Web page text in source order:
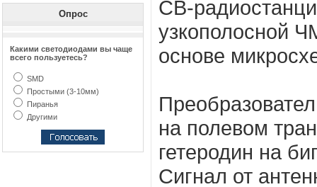
Опрос
Какими светодиодами вы чаще
всего пользуетесь?
SMD
Простыми (3-10мм)
Пиранья
Другими
СВ-
узкополосной
основе
на полевом
гетеродин на
Сигнал от